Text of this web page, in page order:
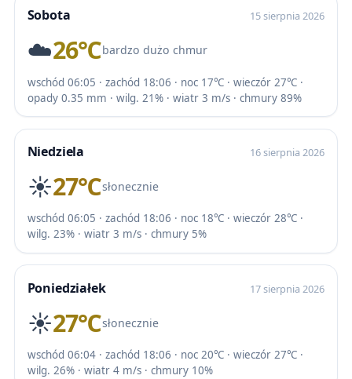
Sobota 15 sierpnia 2026
☁️26℃bardzo dużo chmur
wschód 06:05 · zachód 18:06 · noc 17℃ · wieczór 27℃ ·
opady 0.35 mm · wilg. 21% · wiatr 3 m/s · chmury 89%
Niedziela 16 sierpnia 2026
☀️27℃słonecznie
wschód 06:05 · zachód 18:06 · noc 18℃ · wieczór 28℃ ·
wilg. 23% · wiatr 3 m/s · chmury 5%
Poniedziałek 17 sierpnia 2026
☀️27℃słonecznie
wschód 06:04 · zachód 18:06 · noc 20℃ · wieczór 27℃ ·
wilg. 26% · wiatr 4 m/s · chmury 10%